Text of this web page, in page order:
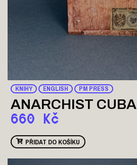
KNIHY ENGLISH PM PRESS
ANARCHIST CUBA
660 Kč
PŘIDAT DO KOŠÍKU